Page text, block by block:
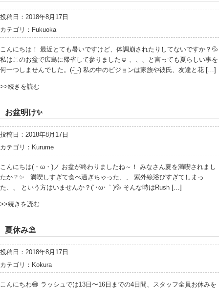
投稿日：2018年8月17日
カテゴリ： Fukuoka
こんにちは！ 最近とても暑いですけど、体調崩されたりしてないですか？💦
私はこのお盆で広島に帰省して参りました☺️ 、、、と言っても夏らしい事を
何一つしませんでした。(-᷅_-᷄) 私の中のビジョンは家族や彼氏、友達と花 […]
>>続きを読む
お盆明け✨
投稿日：2018年8月17日
カテゴリ： Kurume
こんにちは(・ω・)ノ お盆が終わりましたね～！ みなさん夏を満喫されまし
たか？✨ 満喫しすぎて食べ過ぎちゃった、、 紫外線浴びすぎてしまっ
た、、 という方はいませんか？(´･ω･｀)💦 そんな時はRush […]
>>続きを読む
夏休み⛱
投稿日：2018年8月17日
カテゴリ： Kokura
こんにちわ😄 ラッシュでは13日〜16日までの4日間、スタッフ全員お休みを